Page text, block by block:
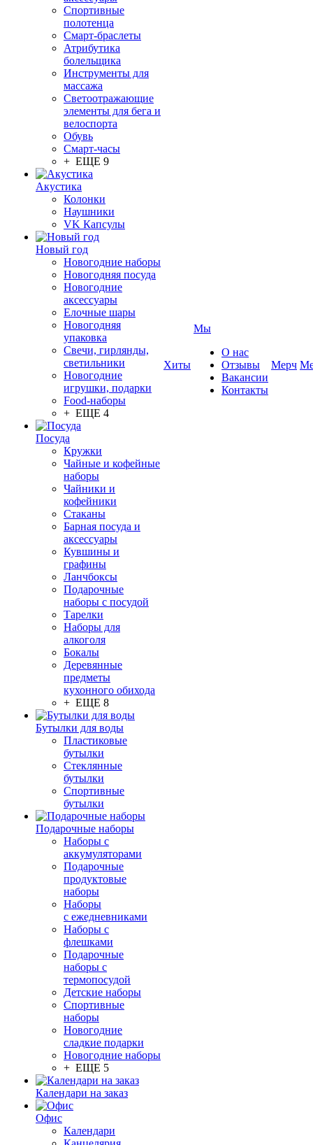
Спортивные
полотенца
Смарт-браслеты
Атрибутика
болельщика
Инструменты для
массажа
Светоотражающие
элементы для бега и
велоспорта
Обувь
Смарт-часы
+ ЕЩЕ 9
Акустика
Колонки
Наушники
VK Капсулы
Новый год
Новогодние наборы
Новогодняя посуда
Новогодние
аксессуары
Елочные шары
Новогодняя
упаковка
Свечи, гирлянды,
светильники
Новогодние
игрушки, подарки
Food-наборы
+ ЕЩЕ 4
Посуда
Кружки
Чайные и кофейные
наборы
Чайники и
кофейники
Стаканы
Барная посуда и
аксессуары
Кувшины и
графины
Ланчбоксы
Подарочные
наборы с посудой
Тарелки
Наборы для
алкоголя
Бокалы
Деревянные
предметы
кухонного обихода
+ ЕЩЕ 8
Бутылки для воды
Пластиковые
бутылки
Стеклянные
бутылки
Спортивные
бутылки
Подарочные наборы
Наборы с
аккумуляторами
Подарочные
продуктовые
наборы
Наборы
с ежедневниками
Наборы с
флешками
Подарочные
наборы с
термопосудой
Детские наборы
Спортивные
наборы
Новогодние
сладкие подарки
Новогодние наборы
+ ЕЩЕ 5
Календари на заказ
Офис
Календари
Хиты
Мы
О нас
Отзывы
Вакансии
Контакты
Мерч